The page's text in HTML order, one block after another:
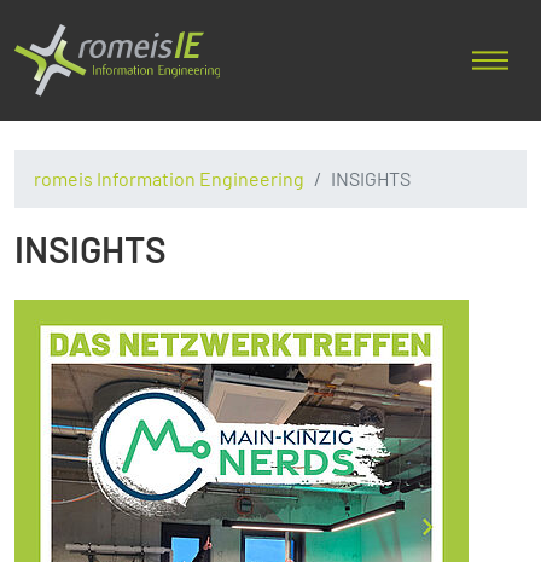
romeis Information Engineering INSIGHTS
INSIGHTS